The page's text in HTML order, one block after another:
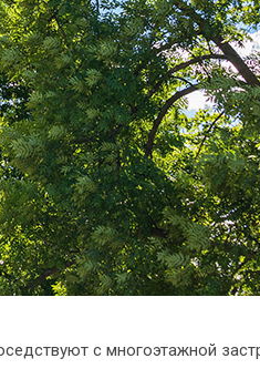
с многоэтажной